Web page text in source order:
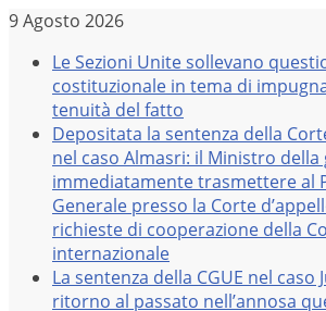
Salta
contenuto
9 Agosto 2026
Le Sezioni Unite sollevano
costituzionale in tema di
tenuità del fatto
Depositata la sentenza della
nel caso Almasri: il Ministro della
immediatamente trasmettere al
Generale presso la Corte
richieste di cooperazione della
internazionale
La sentenza della CGUE nel caso
ritorno al passato nell’annosa